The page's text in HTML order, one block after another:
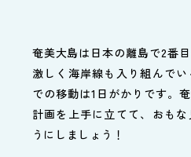
奄美大島は日本の離島で2番
激しく海岸線も入り組んで
での移動は1日がかりです。
計画を上手に立てて、おも
うにしましょう！